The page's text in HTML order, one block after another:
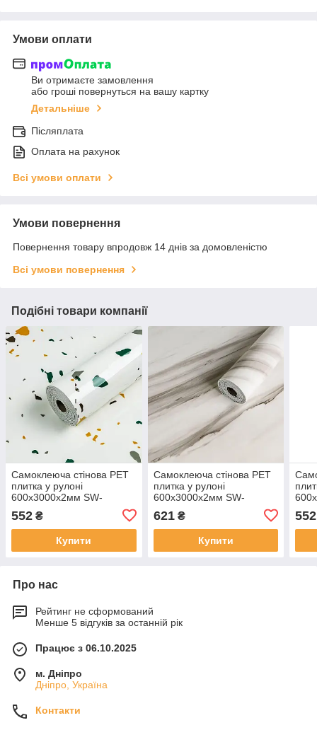
Умови оплати
Ви отримаєте замовлення
або гроші повернуться на вашу картку
Детальніше
Післяплата
Оплата на рахунок
Всі умови оплати
Умови повернення
Повернення товару впродовж 14 днів за домовленістю
Всі умови повернення
Подібні товари компанії
Самоклеюча стінова PET
плитка у рулоні
600х3000х2мм SW-
552 ₴
Купити
Самоклеюча стінова PET
плитка у рулоні
600х3000х2мм SW-
621₴
Купити
552
Про нас
Рейтинг не сформований
Менше 5 відгуків за останній рік
Працює з 06.10.2025
м. Дніпро
Дніпро, Україна
Контакти